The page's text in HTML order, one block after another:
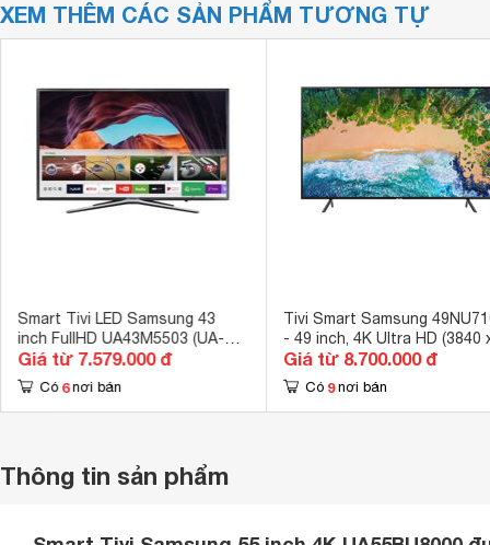
XEM THÊM CÁC SẢN PHẨM TƯƠNG TỰ
Smart Tivi LED Samsung 43
inch FullHD UA43M5503 (UA-
43M5503)
Giá từ 7.579.000 đ
Có 6 nơi bán
Tivi Smart Samsung
- 49 inch, 4K Ultra HD (3840
2160px)
Giá từ 8.700.000 đ
Có 9 nơi bán
Thông tin sản phẩm